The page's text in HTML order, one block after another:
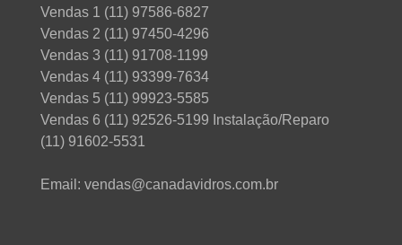
Vendas 1 (11) 97586-6827
Vendas 2 (11) 97450-4296
Vendas 3 (11) 91708-1199
Vendas 4 (11) 93399-7634
Vendas 5 (11) 99923-5585
Vendas 6 (11) 92526-5199 Instalação/Reparo
(11) 91602-5531
Email: vendas@canadavidros.com.br